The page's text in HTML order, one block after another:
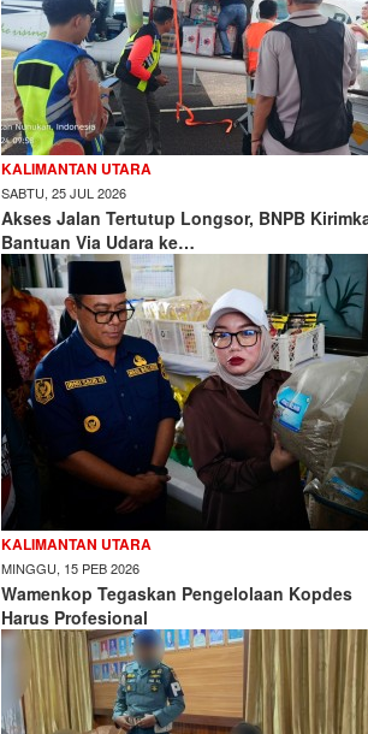
KALIMANTAN UTARA
SABTU, 25 JUL 2026
Akses Jalan Tertutup Longsor, BNPB
Bantuan Via Udara ke…
KALIMANTAN UTARA
MINGGU, 15 PEB 2026
Wamenkop Tegaskan Pengelolaan Kopdes
Harus Profesional